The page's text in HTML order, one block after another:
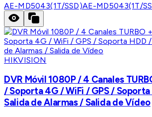
AE-MD5043(1T/SSD)AE-MD5043(1T/
HIKVISION
DVR Móvil 1080P / 4 Canales
/ Soporta 4G / WiFi / GPS /
Salida de Alarmas / Salida de Vídeo